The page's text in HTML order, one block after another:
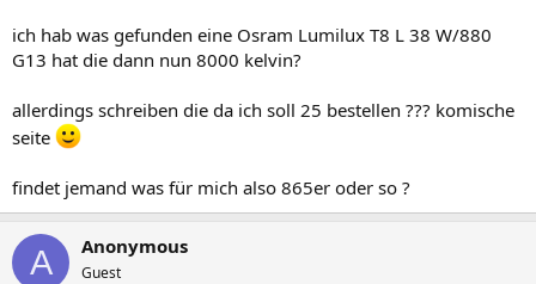
ich hab was gefunden eine Osram Lumilux T8 L 38 W/880
G13 hat die dann nun 8000 kelvin?
allerdings schreiben die da ich soll 25 bestellen ??? komische
seite
findet jemand was für mich also 865er oder so ?
A Anonymous
Guest